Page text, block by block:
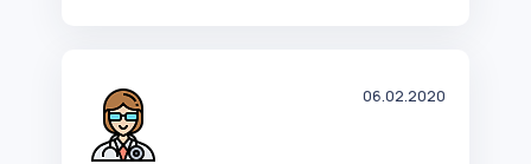
06.02.2020